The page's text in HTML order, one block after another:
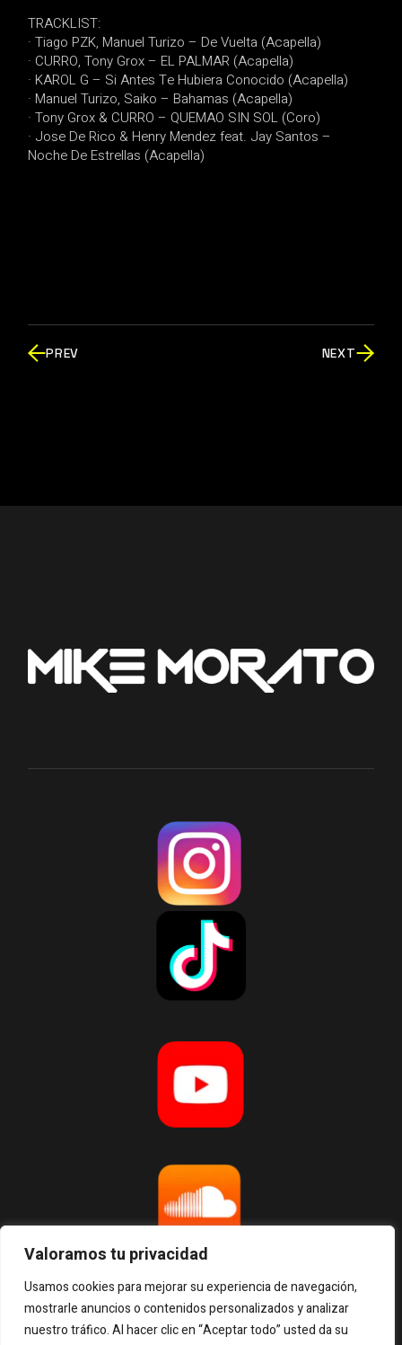
Valoramos tu privacidad
Usamos cookies para mejorar su experiencia de navegación,
mostrarle anuncios o contenidos personalizados y analizar
nuestro tráfico. Al hacer clic en “Aceptar todo” usted da su
TRACKLIST:
· Tiago PZK, Manuel Turizo – De Vuelta (Acapella)
· CURRO, Tony Grox – EL PALMAR (Acapella)
· KAROL G – Si Antes Te Hubiera Conocido (Acapella)
· Manuel Turizo, Saiko – Bahamas (Acapella)
· Tony Grox & CURRO – QUEMAO SIN SOL (Coro)
· Jose De Rico & Henry Mendez feat. Jay Santos –
Noche De Estrellas (Acapella)
PREV NEXT